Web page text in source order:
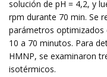
solución de pH = 4,2, y
rpm durante 70 min. Se
parámetros
10 a 70 minutos. Para
HMNP, se examinaron
isotérmicos.